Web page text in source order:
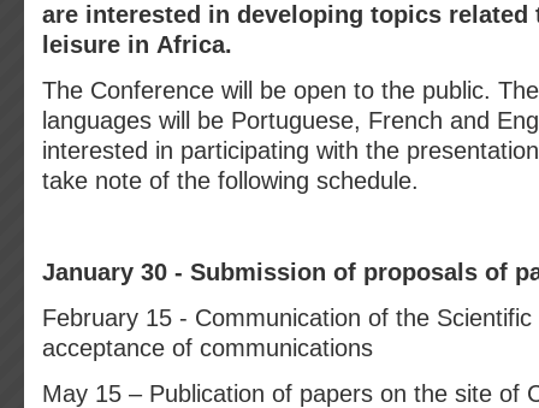
are interested in developing topics related
leisure in Africa.
The Conference will be open to the public.
languages will be Portuguese, French and
interested in participating with the
take note of the following schedule.
January 30 - Submission of proposals of
February 15 - Communication of the
acceptance of communications
May 15 – Publication of papers on the site of